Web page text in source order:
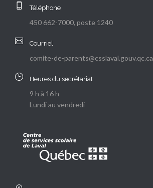
Téléphone
450 662-7000, poste 1240
Courriel
comite-de-parents@csslaval.gouv.qc.ca
Heures du secrétariat
9 h à 16 h
Lundi au vendredi